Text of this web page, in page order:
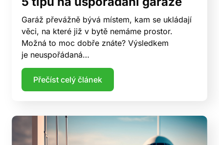
Garáž převážně bývá místem, kam se ukládají
věci, na které již v bytě nemáme prostor.
Možná to moc dobře znáte? Výsledkem
je neuspořádaná…
Přečíst celý článek